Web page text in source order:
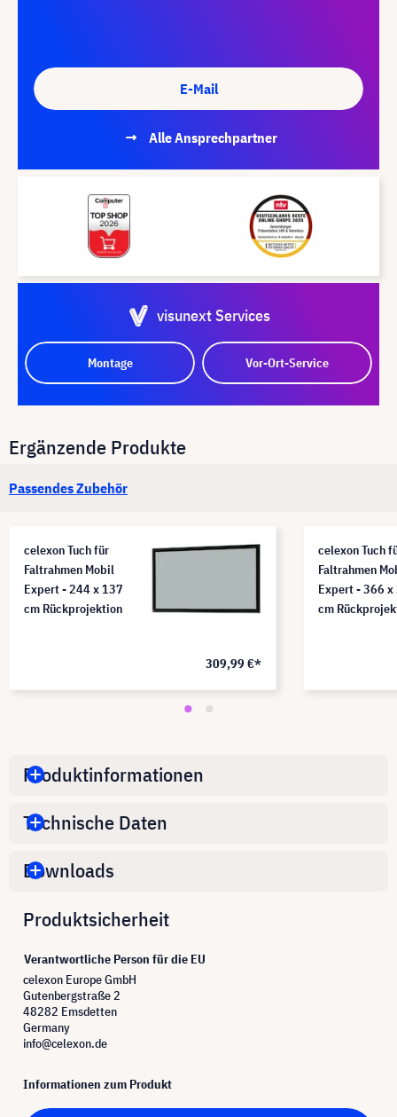
E-Mail
Alle Ansprechpartner
visunext Services
Montage Vor-Ort-Service
Ergänzende Produkte
Passendes Zubehör
celexon Tuch für
Faltrahmen Mobil
Expert - 244 x 137
cm Rückprojektion
309,99 €*
celexon Tuch
Faltrahmen
Expert - 366 x
cm
Produktinformationen
Technische Daten
Downloads
Produktsicherheit
Verantwortliche Person für die EU
celexon Europe GmbH
Gutenbergstraße 2
48282 Emsdetten
Germany
info@celexon.de
Informationen zum Produkt